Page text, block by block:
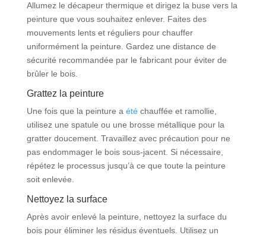
Allumez le décapeur thermique et dirigez la buse vers la
peinture que vous souhaitez enlever. Faites des
mouvements lents et réguliers pour chauffer
uniformément la peinture. Gardez une distance de
sécurité recommandée par le fabricant pour éviter de
brûler le bois.
Grattez la peinture
Une fois que la peinture a étéchauffée et ramollie,
utilisez une spatule ou une brosse métallique pour la
gratter doucement. Travaillez avec précaution pour ne
pas endommager le bois sous-jacent. Si nécessaire,
répétez le processus jusqu’à ce que toute la peinture
soit enlevée.
Nettoyez la surface
Après avoir enlevé la peinture, nettoyez la surface du
bois pour éliminer les résidus éventuels. Utilisez un